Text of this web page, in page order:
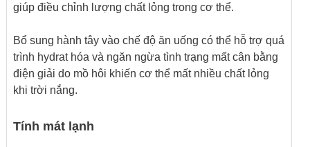
giúp điều chỉnh lượng chất lỏng trong cơ thể.
Bổ sung hành tây vào chế độ ăn uống có thể hỗ trợ quá
trình hydrat hóa và ngăn ngừa tình trạng mất cân bằng
điện giải do mồ hôi khiến cơ thể mất nhiều chất lỏng
khi trời nắng.
Tính mát lạnh